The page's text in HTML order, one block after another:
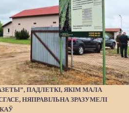
ПАДЛЕТКІ, ЯКІМ МАЛА
НЯПРАВІЛЬНА ЗРАЗУМЕЛІ